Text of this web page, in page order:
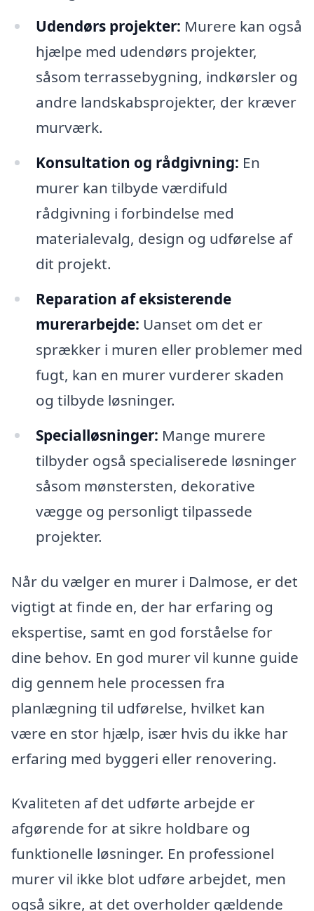
Udendørs projekter: Murere kan også
hjælpe med udendørs projekter,
såsom terrassebygning, indkørsler og
andre landskabsprojekter, der kræver
murværk.
Konsultation og rådgivning: En
murer kan tilbyde værdifuld
rådgivning i forbindelse med
materialevalg, design og udførelse af
dit projekt.
Reparation af eksisterende
murerarbejde: Uanset om det er
sprækker i muren eller problemer med
fugt, kan en murer vurderer skaden
og tilbyde løsninger.
Specialløsninger: Mange murere
tilbyder også specialiserede løsninger
såsom mønstersten, dekorative
vægge og personligt tilpassede
projekter.
Når du vælger en murer i Dalmose, er det
vigtigt at finde en, der har erfaring og
ekspertise, samt en god forståelse for
dine behov. En god murer vil kunne guide
dig gennem hele processen fra
planlægning til udførelse, hvilket kan
være en stor hjælp, især hvis du ikke har
erfaring med byggeri eller renovering.
Kvaliteten af det udførte arbejde er
afgørende for at sikre holdbare og
funktionelle løsninger. En professionel
murer vil ikke blot udføre arbejdet, men
også sikre, at det overholder gældende